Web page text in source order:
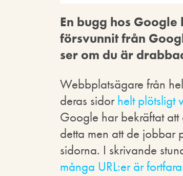
En bugg hos
försvunnit från
ser om du är
Webbplatsägare från
deras sidorhelt plötsligt
Google har bekräftat
detta men att de jobbar
sidorna. I skrivande
många URL:er är